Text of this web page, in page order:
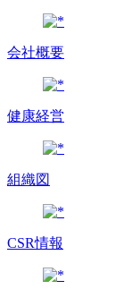
会社概要
健康経営
組織図
CSR情報